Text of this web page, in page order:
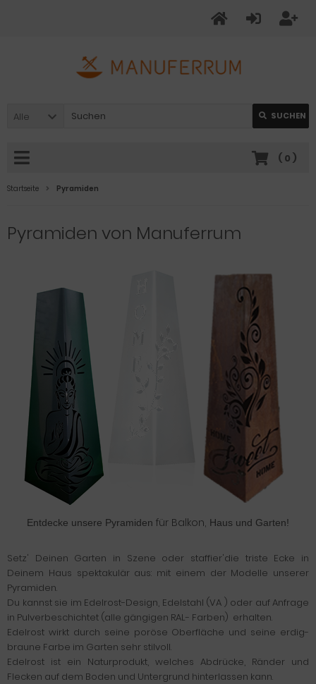
Alle SUCHEN
( 0 )
Startseite Pyramiden
Pyramiden von Manuferrum
Entdecke unsere Pyramiden für Balkon, Haus und Garten!
Setz' Deinen Garten in Szene oder staffier'die triste Ecke in
Deinem Haus spektakulär aus: mit einem der Modelle unserer
Pyramiden.
Du kannst sie im Edelrost-Design, Edelstahl (VA ) oder auf Anfrage
in Pulverbeschichtet (alle gängigen RAL- Farben) erhalten.
Edelrost wirkt durch seine poröse Oberfläche und seine erdig-
braune Farbe im Garten sehr stilvoll.
Edelrost ist ein Naturprodukt, welches Abdrücke, Ränder und
Flecken auf dem Boden und Untergrund hinterlassen kann.